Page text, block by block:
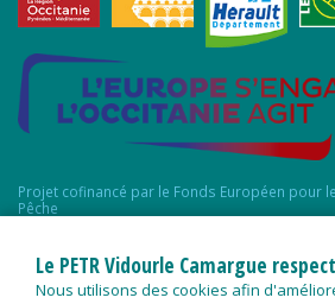
Projet cofinancé par le Fonds Européen pour
Pêche
Le PETR Vidourle Camargue
Nous utilisons des cookies afin